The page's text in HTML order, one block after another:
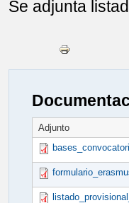
Se adjunta
Adjunto